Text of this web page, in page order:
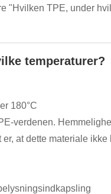
"Hvilken TPE, under
temperaturer?
180°C
verdenen.
at dette materiale ikke